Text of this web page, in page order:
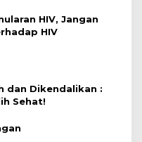
HIV, Jangan
HIV
dan Dikendalikan :
Sehat!